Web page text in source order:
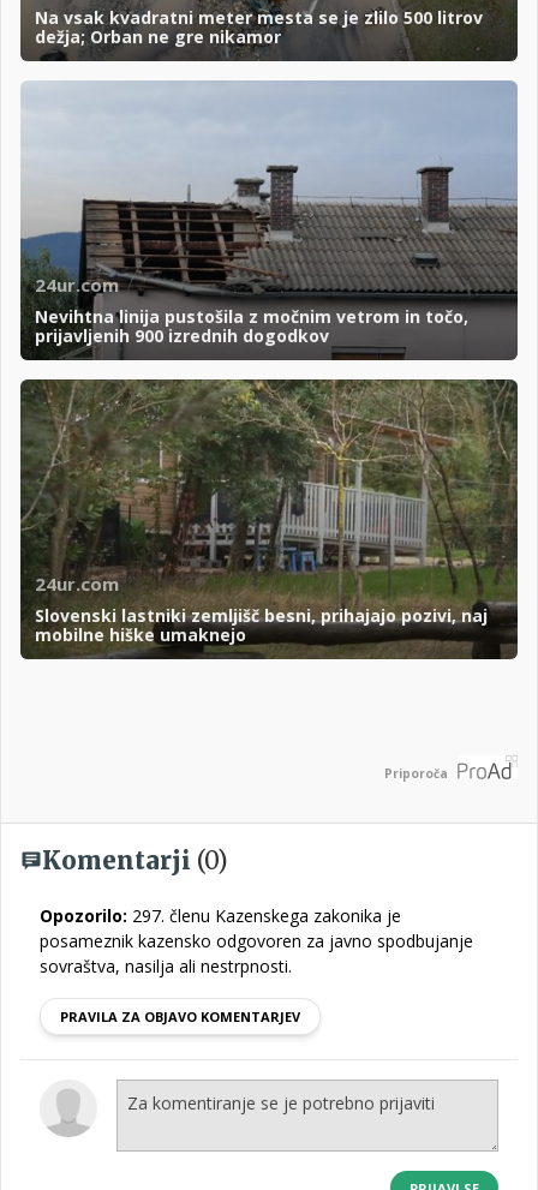
Na vsak kvadratni meter mesta se je zlilo 500 litrov
dežja; Orban ne gre nikamor
24ur.com
Nevihtna linija pustošila z močnim vetrom in točo,
prijavljenih 900 izrednih dogodkov
24ur.com
Slovenski lastniki zemljišč besni, prihajajo pozivi, naj
mobilne hiške umaknejo
Priporoča
Komentarji (0)
Opozorilo: 297. členu Kazenskega zakonika je
posameznik kazensko odgovoren za javno spodbujanje
sovraštva, nasilja ali nestrpnosti.
PRAVILA ZA OBJAVO KOMENTARJEV